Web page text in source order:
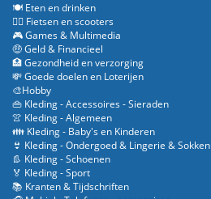
🍽️ Eten en drinken
🚴‍♂️ Fietsen en scooters
🎮 Games & Multimedia
🤑 Geld & Financieel
🏥 Gezondheid en verzorging
💸 Goede doelen en Loterijen
🎨Hobby
👜 Kleding - Accessoires - Sieraden
👚 Kleding - Algemeen
👪 Kleding - Baby's en Kinderen
👙 Kleding - Ondergoed & Lingerie & Sokken
👢 Kleding - Schoenen
🏅 Kleding - Sport
📚 Kranten & Tijdschriften